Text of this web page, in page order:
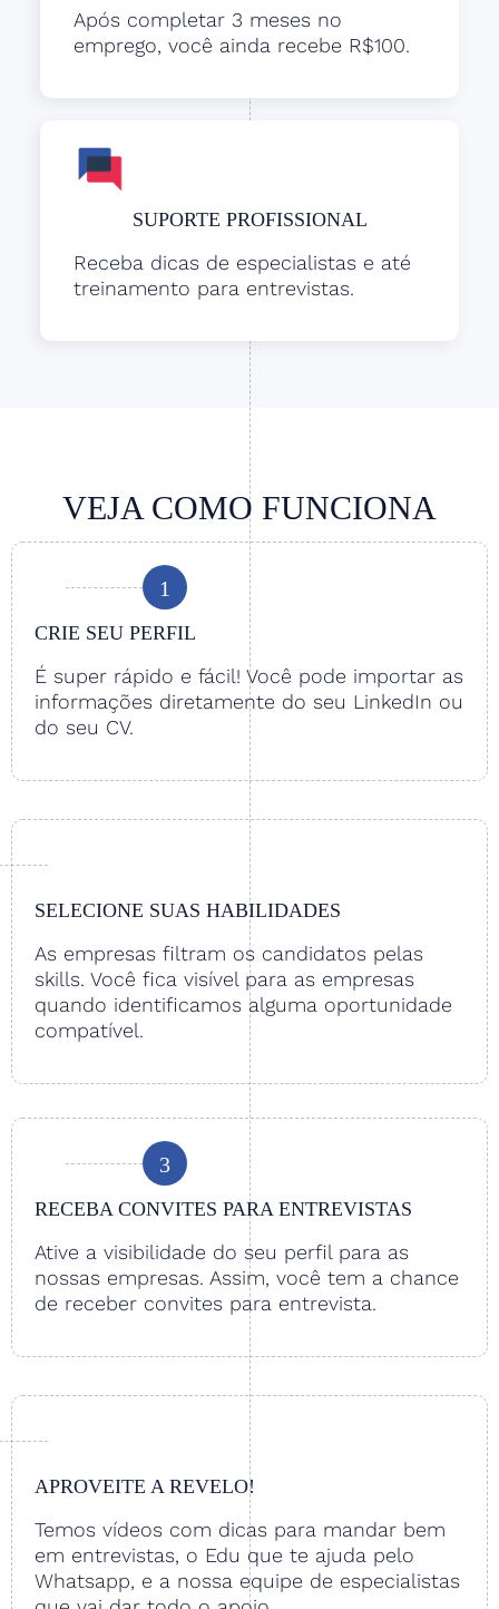
Após completar 3 meses no
emprego, você ainda recebe R$100.
SUPORTE PROFISSIONAL
Receba dicas de especialistas e até
treinamento para entrevistas.
VEJA COMO FUNCIONA
1
CRIE SEU PERFIL
É super rápido e fácil! Você pode importar as
informações diretamente do seu LinkedIn ou
do seu CV.
SELECIONE SUAS HABILIDADES
As empresas filtram os candidatos pelas
skills. Você fica visível para as empresas
quando identificamos alguma oportunidade
compatível.
3
RECEBA CONVITES PARA ENTREVISTAS
Ative a visibilidade do seu perfil para as
nossas empresas. Assim, você tem a chance
de receber convites para entrevista.
APROVEITE A REVELO!
Temos vídeos com dicas para mandar bem
em entrevistas, o Edu que te ajuda pelo
Whatsapp, e a nossa equipe de especialistas